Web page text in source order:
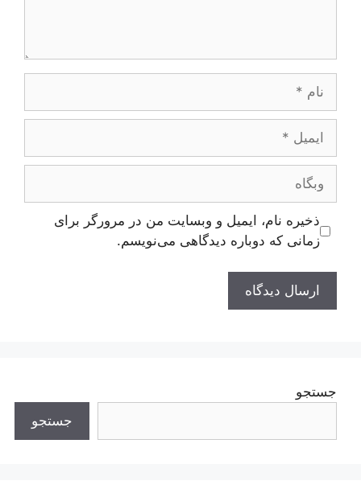
ایمیل
وبگاه
ذخیره نام، ایمیل و وبسایت من در مرورگر برای
زمانی که دوباره دیدگاهی می‌نویسم.
جستجو
جستجو